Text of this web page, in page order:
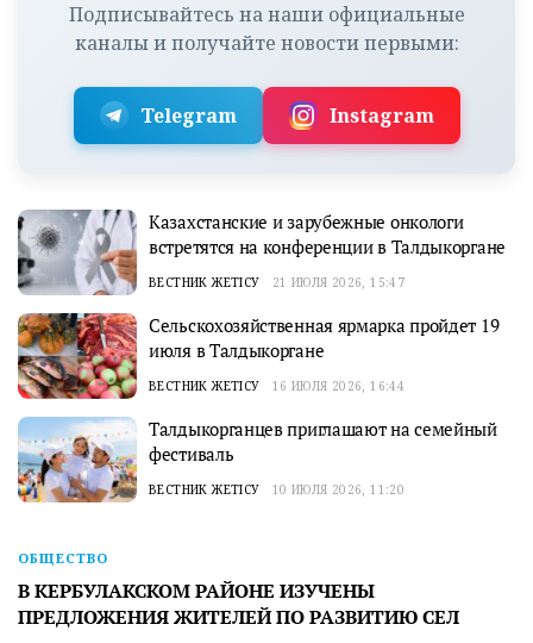
Подписывайтесь на наши официальные
каналы и получайте новости первыми:
Telegram Instagram
Казахстанские и зарубежные онкологи
встретятся на конференции в Талдыкоргане
ВЕСТНИК ЖЕТІСУ 21 ИЮЛЯ 2026, 15:47
Сельскохозяйственная ярмарка пройдет 19
июля в Талдыкоргане
ВЕСТНИК ЖЕТІСУ 16 ИЮЛЯ 2026, 16:44
Талдыкорганцев приглашают на семейный
фестиваль
ВЕСТНИК ЖЕТІСУ 10 ИЮЛЯ 2026, 11:20
ОБЩЕСТВО
В КЕРБУЛАКСКОМ РАЙОНЕ ИЗУЧЕНЫ
ПРЕДЛОЖЕНИЯ ЖИТЕЛЕЙ ПО РАЗВИТИЮ СЕЛ